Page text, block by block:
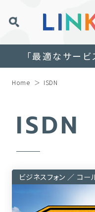
「最適なサー
Home ISDN
ISDN
ビジネスフォン ／ コー